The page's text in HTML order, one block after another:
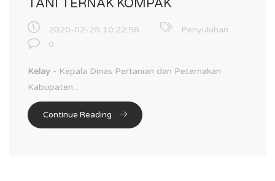
TANI TERNAK KOMPAK
2020-02-25 10:22:56
Penyuluhan
0
Kelay - Kepala Dinas Pertanian dan Peternakan
Kabupaten...
Continue Reading